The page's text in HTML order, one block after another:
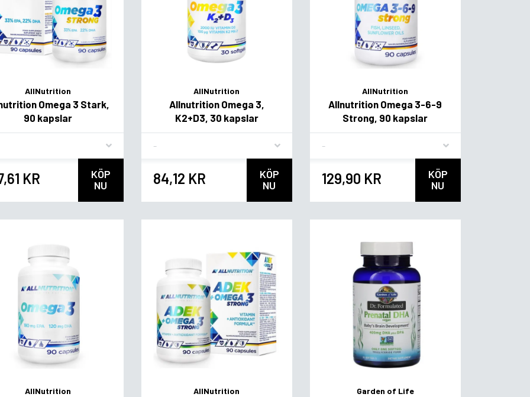
AllNutrition
Omega 3 Stark,
90 kapslar
KR
KÖP
NU
AllNutrition
Allnutrition Omega 3,
K2+D3, 30 kapslar
84,12 KR
KÖP
NU
AllNutrition
Allnutrition Omega 3-6-9
Strong, 90 kapslar
129,90 KR
KÖP
NU
AllNutrition AllNutrition Garden of Life